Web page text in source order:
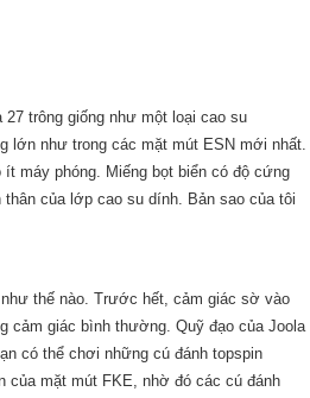
trông giống như một loại cao su
lớn như trong các mặt mút ESN mới nhất.
máy phóng. Miếng bọt biển có độ cứng
của lớp cao su dính. Bản sao của tôi
thế nào. Trước hết, cảm giác sờ vào
cảm giác bình thường. Quỹ đạo của Joola
có thể chơi những cú đánh topspin
của mặt mút FKE, nhờ đó các cú đánh